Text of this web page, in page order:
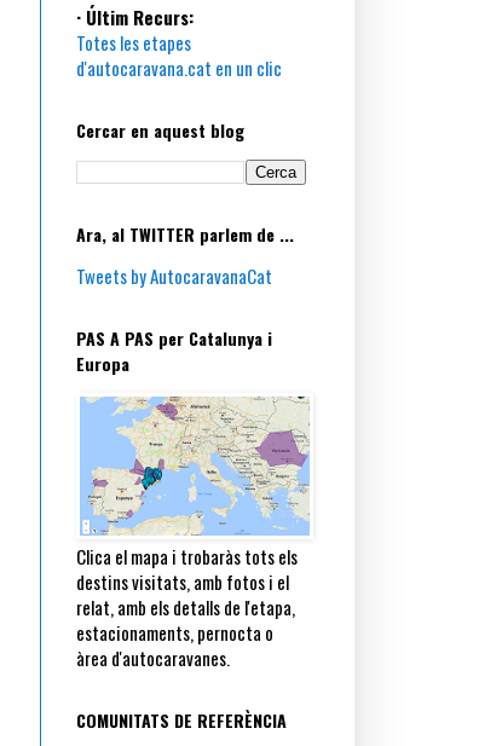
· Últim Recurs:
Totes les etapes
d'autocaravana.cat en un clic
Cercar en aquest blog
Ara, al TWITTER parlem de ...
Tweets by AutocaravanaCat
PAS A PAS per Catalunya i
Europa
Clica el mapa i trobaràs tots els
destins visitats, amb fotos i el
relat, amb els detalls de l'etapa,
estacionaments, pernocta o
àrea d'autocaravanes.
COMUNITATS DE REFERÈNCIA